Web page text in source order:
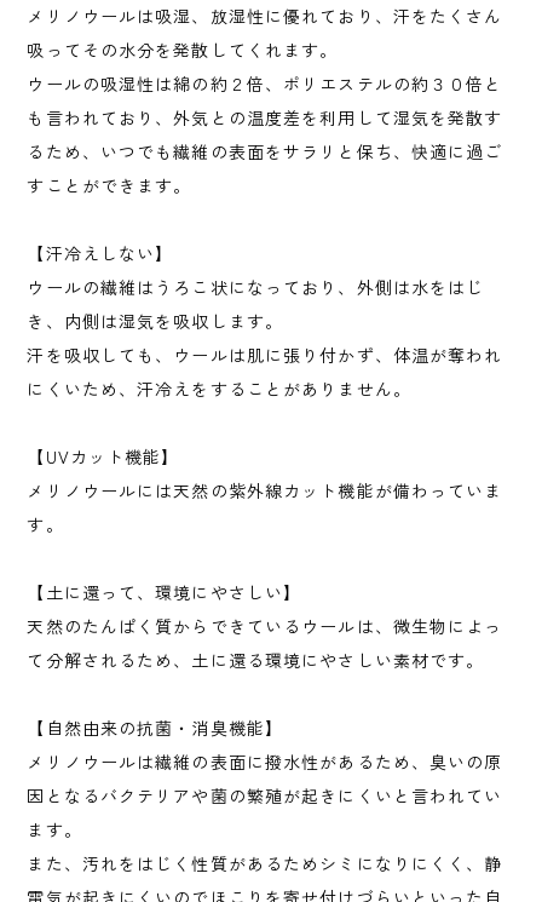
【サラリと快適】
メリノウールは吸湿、放湿性に優れており、汗をたくさん
吸ってその水分を発散してくれます。
ウールの吸湿性は綿の約２倍、ポリエステルの約３０倍と
も言われており、外気との温度差を利用して湿気を発散す
るため、いつでも繊維の表面をサラリと保ち、快適に過ご
【汗冷えしない】
ウールの繊維はうろこ状になっており、外側は水をはじ
き、内側は湿気を吸収します。
汗を吸収しても、ウールは肌に張り付かず、体温が奪われ
【UVカット機能】
メリノウールには天然の紫外線カット機能が備わっていま
【土に還って、環境にやさしい】
天然のたんぱく質からできているウールは、微生物によっ
【自然由来の抗菌・消臭機能】
メリノウールは繊維の表面に撥水性があるため、臭いの原
因となるバクテリアや菌の繁殖が起きにくいと言われてい
ます。
また、汚れをはじく性質があるためシミになりにくく、静